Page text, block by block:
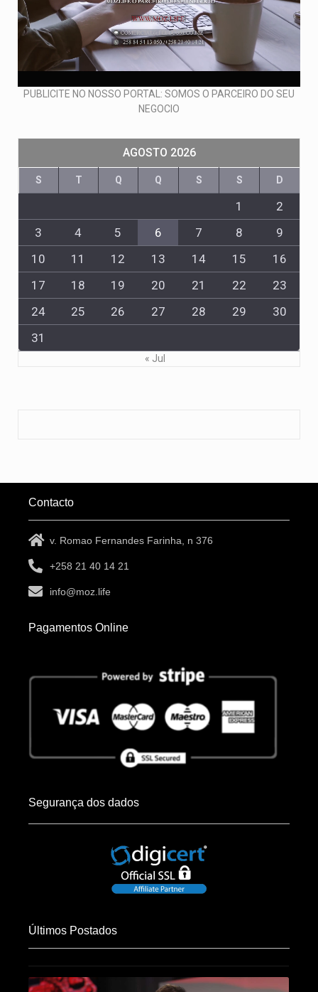
PUBLICITE NO NOSSO PORTAL: SOMOS O PARCEIRO DO SEU
NEGOCIO
AGOSTO 2026
S T Q Q S S D
1
2
3
4 5 6 7 8
9
10
11 12 13 14 15
16
17
18 19 20 21 22
23
24
25 26 27 28 29
30
31
« Jul
Contacto
v. Romao Fernandes Farinha, n 376
+258 21 40 14 21
info@moz.life
Pagamentos Online
Segurança dos dados
Últimos Postados